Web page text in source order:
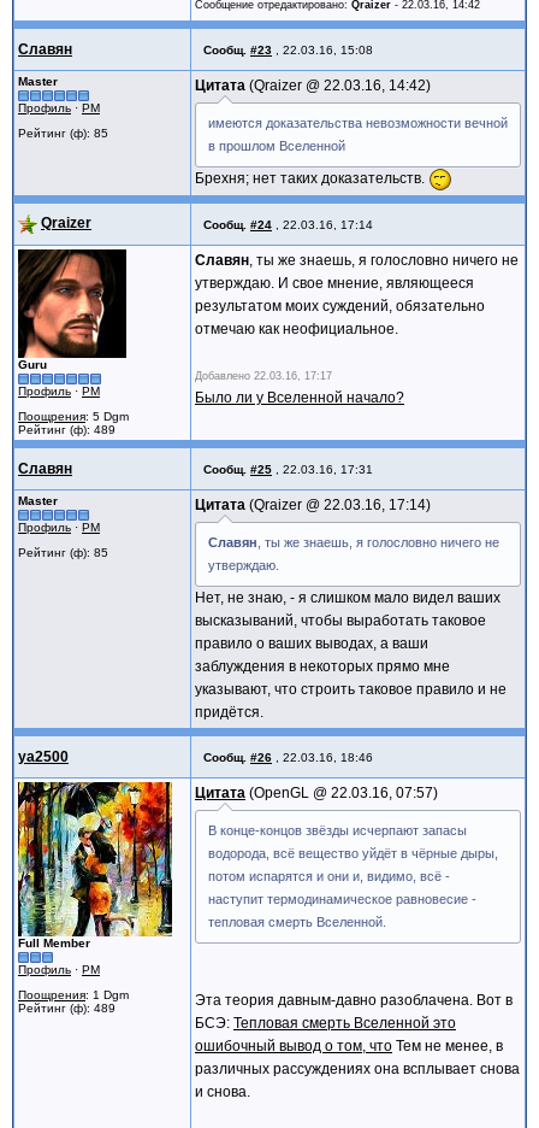
Сообщение отредактировано: Qraizer - 22.03.16, 14:42
Славян Сообщ. #23 22.03.16, 15:08
Master
Профиль · PM
Рейтинг (ф): 85
Цитата Qraizer @ 22.03.16, 14:42
имеются доказательства невозможности вечной
в прошлом Вселенной
Брехня; нет таких доказательств.
Qraizer Сообщ. #24 22.03.16, 17:14
Guru
Профиль · PM
Поощрения: 5 Dgm
Рейтинг (ф): 489
Славян, ты же знаешь, я голословно ничего не
утверждаю. И свое мнение, являющееся
результатом моих суждений, обязательно
отмечаю как неофициальное.
Добавлено 22.03.16, 17:17
Было ли у Вселенной начало?
Славян Сообщ. #25 22.03.16, 17:31
Master
Профиль · PM
Рейтинг (ф): 85
Цитата Qraizer @ 22.03.16, 17:14
Славян , ты же знаешь, я голословно ничего не
утверждаю.
Нет, не знаю, - я слишком мало видел ваших
высказываний, чтобы выработать таковое
правило о ваших выводах, а ваши
заблуждения в некоторых прямо мне
указывают, что строить таковое правило и не
придётся.
ya2500 Сообщ. #26 22.03.16, 18:46
Full Member
Профиль · PM
Поощрения: 1 Dgm
Рейтинг (ф): 489
Цитата OpenGL @ 22.03.16, 07:57
В конце-концов звёзды исчерпают запасы
водорода, всё вещество уйдёт в чёрные дыры,
потом испарятся и они и, видимо, всё -
наступит термодинамическое равновесие -
тепловая смерть Вселенной.
Эта теория давным-давно разоблачена. Вот в
БСЭ: Тепловая смерть Вселенной это
ошибочный вывод о том, что Тем не менее, в
различных рассуждениях она всплывает снова
и снова.